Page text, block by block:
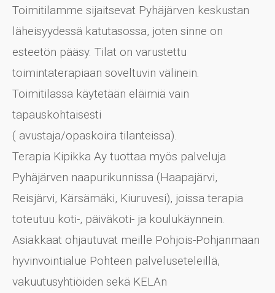
Toimitilamme sijaitsevat Pyhäjärven keskustan
läheisyydessä katutasossa, joten sinne on
esteetön pääsy. Tilat on varustettu
toimintaterapiaan soveltuvin välinein.
Toimitilassa käytetään eläimiä vain
tapauskohtaisesti
( avustaja/opaskoira tilanteissa).
Terapia Kipikka Ay tuottaa myös palveluja
Pyhäjärven naapurikunnissa (Haapajärvi,
Reisjärvi, Kärsämäki, Kiuruvesi), joissa terapia
toteutuu koti-, päiväkoti- ja koulukäynnein.
Asiakkaat ohjautuvat meille Pohjois-Pohjanmaan
hyvinvointialue Pohteen palveluseteleillä,
vakuutusyhtiöiden sekä KELAn